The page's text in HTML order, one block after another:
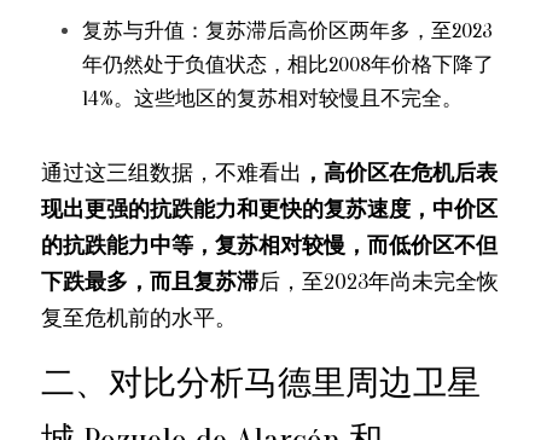
复苏与升值：复苏滞后高价区两年多，至2023
年仍然处于负值状态，相比2008年价格下降了
14%。这些地区的复苏相对较慢且不完全。
通过这三组数据，不难看出 ，高价区在危机后表
现出更强的抗跌能力和更快的复苏速度，中价区
的抗跌能力中等，复苏相对较慢，而低价区不但
下跌最多，而且复苏滞后，至2023年尚未完全恢
复至危机前的水平。
二、对比分析马德里周边卫星